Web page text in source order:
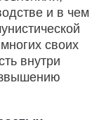
и в чем
своих
внутри